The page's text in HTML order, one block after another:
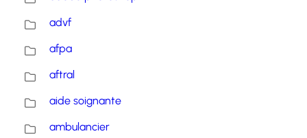
advf
afpa
aftral
aide soignante
ambulancier